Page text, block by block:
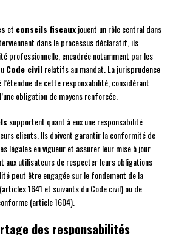
et conseils fiscauxjouent un rôle central dans
dans le processus déclaratif, ils
professionnelle, encadrée notamment par les
Code civilrelatifs au mandat. La jurisprudence
de cette responsabilité, considérant
obligation de moyens renforcée.
supportent quant à eux une responsabilité
clients. Ils doivent garantir la conformité de
légales en vigueur et assurer leur mise à jour
aux utilisateurs de respecter leurs obligations
peut être engagée sur le fondement de la
1641 et suivants du Code civil) ou de
(article 1604).
des responsabilités